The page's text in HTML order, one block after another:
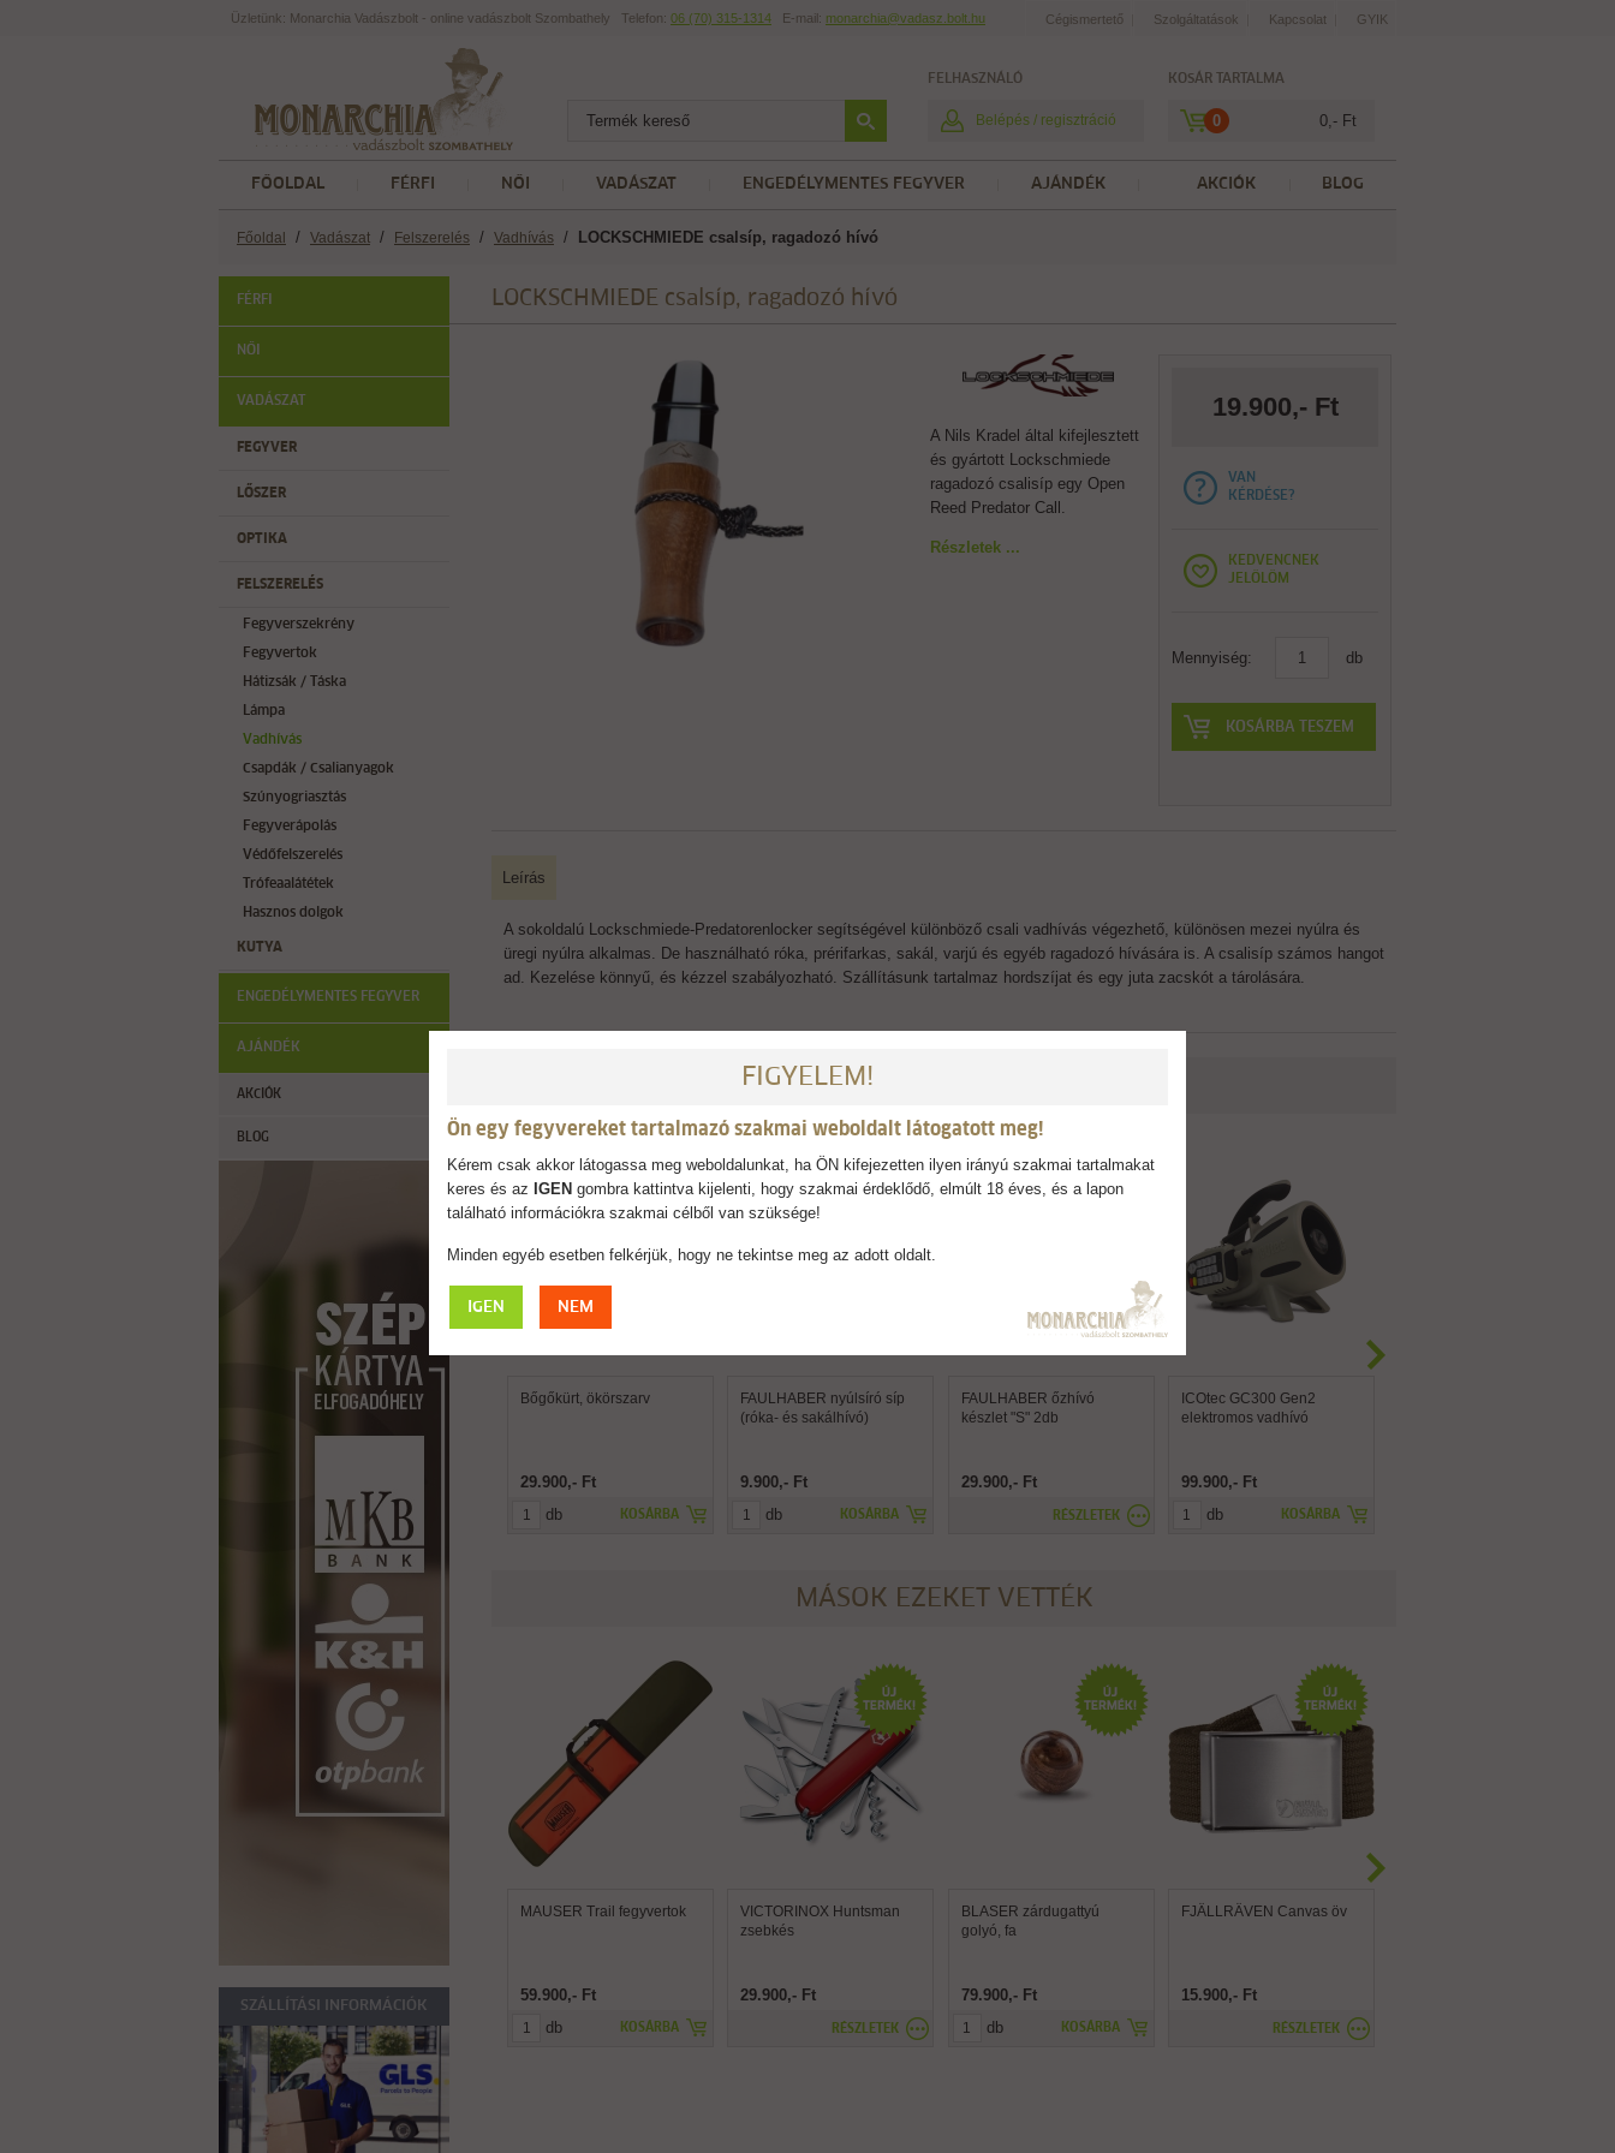
Cégismertető Szolgáltatások Kapcsolat GYIK
Üzletünk: Monarchia Vadászbolt - online vadászbolt Szombathely Telefon: 06 (70) 315-1314 E-mail: monarchia@vadasz.bolt.hu
FELHASZNÁLÓ
Belépés / regisztráció
KOSÁR TARTALMA
0 0,- Ft
BLOG
AKCIÓK
FŐOLDAL FÉRFI NŐI VADÁSZAT ENGEDÉLYMENTES FEGYVER AJÁNDÉK
Főoldal / Vadászat / Felszerelés / Vadhívás / LOCKSCHMIEDE csalsíp, ragadozó hívó
FÉRFI
NŐI
VADÁSZAT
FEGYVER
LŐSZER
OPTIKA
FELSZERELÉS
Fegyverszekrény
Fegyvertok
Hátizsák / Táska
Lámpa
Vadhívás
Csapdák / Csalianyagok
Szúnyogriasztás
Fegyverápolás
Védőfelszerelés
Trófeaalátétek
Hasznos dolgok
KUTYA
ENGEDÉLYMENTES FEGYVER
AJÁNDÉK
AKCIÓK
BLOG
SZÁLLÍTÁSI INFORMÁCIÓK
LOCKSCHMIEDE csalsíp, ragadozó hívó
A Nils Kradel által kifejlesztett
és gyártott Lockschmiede
ragadozó csalisíp egy Open
Reed Predator Call.
Részletek ...
19.900,- Ft
VAN
KÉRDÉSE?
KEDVENCNEK
JELÖLÖM
Mennyiség: db
KOSÁRBA TESZEM
Leírás
A sokoldalú Lockschmiede-Predatorenlocker segítségével különböző csali vadhívás végezhető, különösen mezei nyúlra és
üregi nyúlra alkalmas. De használható róka, prérifarkas, sakál, varjú és egyéb ragadozó hívására is. A csalisíp számos hangot
ad. Kezelése könnyű, és kézzel szabályozható. Szállításunk tartalmaz hordszíjat és egy juta zacskót a tárolására.
Bőgőkürt, ökörszarv
29.900,- Ft
KOSÁRBA
db
FAULHABER nyúlsíró síp
(róka- és sakálhívó)
9.900,- Ft
KOSÁRBA
db
FAULHABER őzhívó
készlet "S" 2db
29.900,- Ft
RÉSZLETEK
ICOtec GC300 Gen2
elektromos vadhívó
99.900,- Ft
KOSÁRBA
db
MÁSOK EZEKET VETTÉK
MAUSER Trail fegyvertok
59.900,- Ft
KOSÁRBA
db
VICTORINOX Huntsman
zsebkés
29.900,- Ft
RÉSZLETEK
BLASER zárdugattyú
golyó, fa
79.900,- Ft
KOSÁRBA
db
FJÄLLRÄVEN Canvas öv
15.900,- Ft
RÉSZLETEK
FIGYELEM!
Ön egy fegyvereket tartalmazó szakmai weboldalt látogatott meg!
Kérem csak akkor látogassa meg weboldalunkat, ha ÖN kifejezetten ilyen irányú szakmai tartalmakat
keres és az IGEN gombra kattintva kijelenti, hogy szakmai érdeklődő, elmúlt 18 éves, és a lapon
található információkra szakmai célből van szüksége!
Minden egyéb esetben felkérjük, hogy ne tekintse meg az adott oldalt.
IGEN NEM